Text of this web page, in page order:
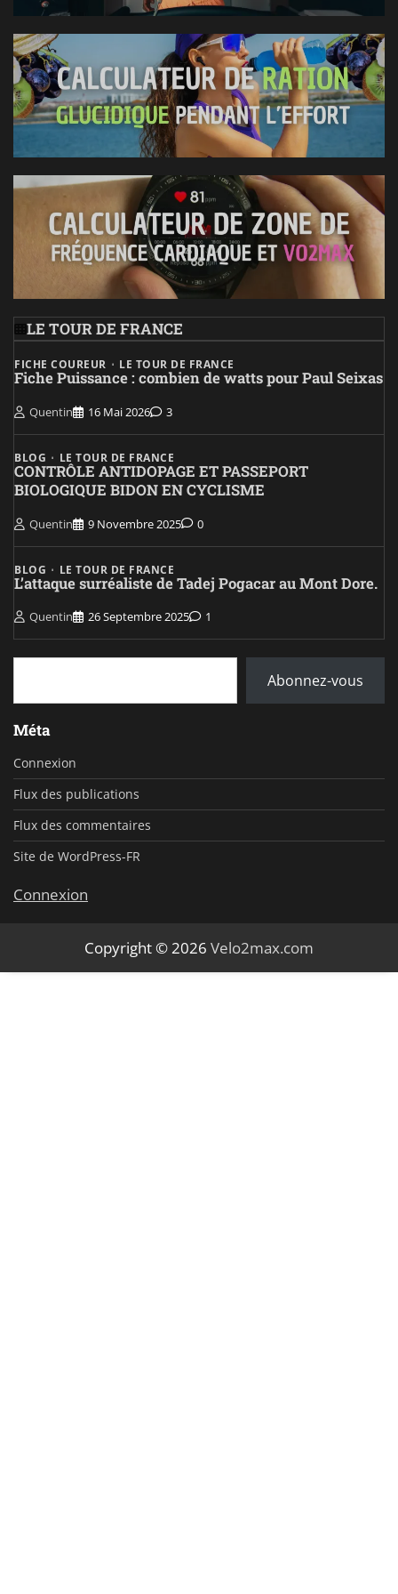
LE TOUR DE FRANCE
FICHE COUREUR LE TOUR DE FRANCE
Fiche Puissance : combien de watts pour Paul Seixas
Quentin 16 Mai 2026 3
BLOG LE TOUR DE FRANCE
CONTRÔLE ANTIDOPAGE ET PASSEPORT
BIOLOGIQUE BIDON EN CYCLISME
Quentin 9 Novembre 2025 0
BLOG LE TOUR DE FRANCE
L’attaque surréaliste de Tadej Pogacar au Mont Dore.
Quentin 26 Septembre 2025 1
Saisissez votre adresse e-mail…
Abonnez-vous
Méta
Connexion
Flux des publications
Flux des commentaires
Site de WordPress-FR
Connexion
Copyright © 2026 Velo2max.com